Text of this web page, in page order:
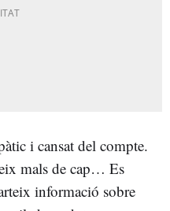
i cansat del compte.
mals de cap… Es
informació sobre